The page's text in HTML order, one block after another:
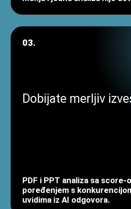
03.
Dobijate merljiv
PDF i PPT analiza sa score-
poređenjem s
uvidima iz AI odgovora.